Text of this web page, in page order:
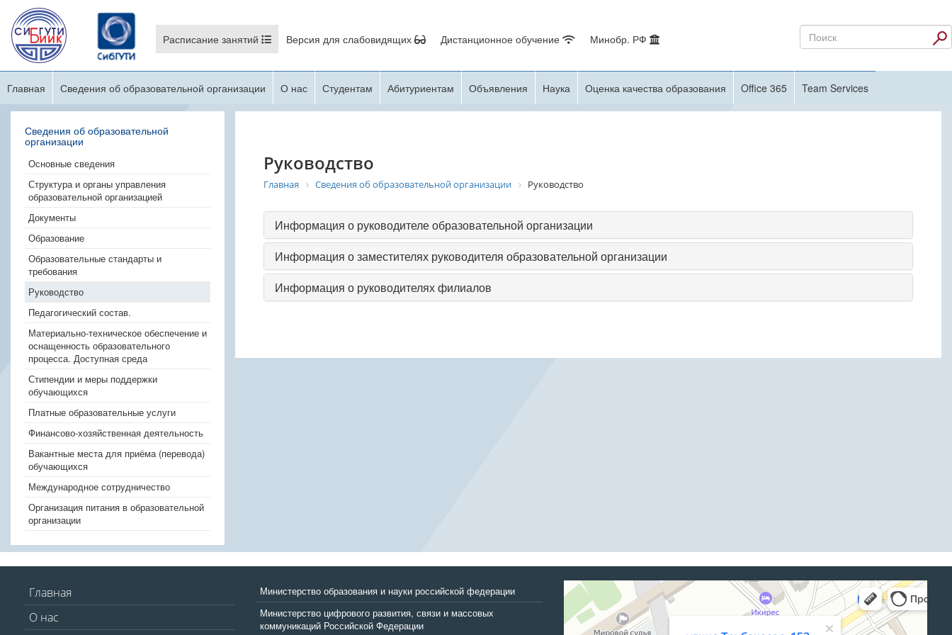
Расписание занятий Версия для слабовидящих Дистанционное обучение Минобр. РФ
Главная Сведения об образовательной организации О нас Студентам Абитуриентам Объявления Наука Оценка качества образования Office 365 Team Services
Руководство
Главная Сведения об образовательной организации Руководство
Информация о руководителе образовательной организации
Информация о заместителях руководителя образовательной организации
Информация о руководителях филиалов
Сведения об образовательной
организации
Основные сведения
Структура и органы управления
образовательной организацией
Документы
Образование
Образовательные стандарты и
требования
Руководство
Педагогический состав.
Материально-техническое обеспечение и
оснащенность образовательного
процесса. Доступная среда
Стипендии и меры поддержки
обучающихся
Платные образовательные услуги
Финансово-хозяйственная деятельность
Вакантные места для приёма (перевода)
обучающихся
Международное сотрудничество
Организация питания в образовательной
организации
Главная
О нас
Министерство образования и науки российской федерации
Министерство цифрового развития, связи и массовых
коммуникаций Российской Федерации
Улан‑Удэ
Улица Трубачеева, 152 — Яндекс Карты